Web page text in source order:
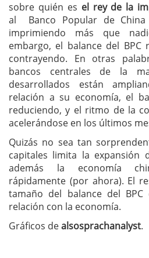
sobre quién es el rey de la
al Banco Popular de China
imprimiendo más que
embargo, el balance del BPC
contrayendo. En otras
bancos centrales de la
desarrollados están
relación a su economía, el
reduciendo, y el ritmo de la
acelerándose en los últimos
Quizás no sea tan
capitales limita la expansión
además la economía
rápidamente (por ahora). El
tamaño del balance del
relación con la economía.
Gráficos dealsosprachanalyst.